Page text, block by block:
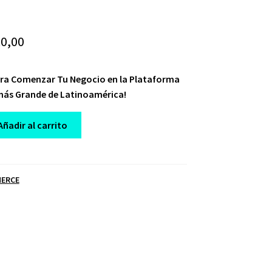
Current
is:
Comenzar Tu Negocio en la Plataforma
Grande de Latinoamérica!
al carrito